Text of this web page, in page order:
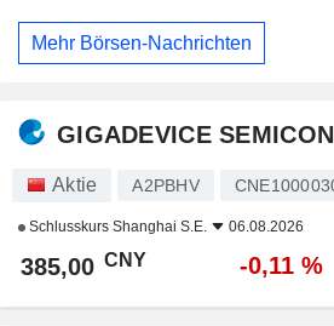
Mehr Börsen-Nachrichten
GIGADEVICE
Aktie A2PBHV
Schlusskurs Shanghai S.E. 06.08.2026
385,00 CNY -0,11 %